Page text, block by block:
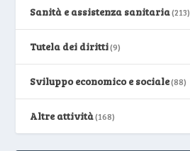
Sanità e assistenza sanitaria(213)
Tutela dei diritti(9)
Sviluppo economico e sociale(88)
Altre attività(168)